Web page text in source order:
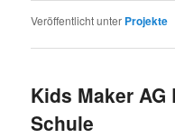
Veröffentlicht unter Projekte
Kids Maker
Schule